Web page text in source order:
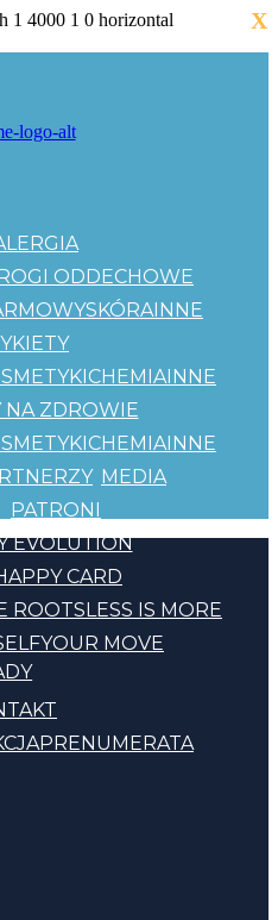
1 4000 1 0 horizontal
ODDECHOWE
SKÓRAINNE
CHEMIAINNE
NA ZDROWIE
CHEMIAINNE
PATRONI
MEDIA
EVOLUTION
CARD
ROOTSLESS IS MORE
YOUR MOVE
PRENUMERATA
X